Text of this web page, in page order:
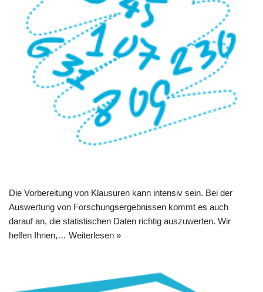
Die Vorbereitung von Klausuren kann intensiv sein. Bei der
Auswertung von Forschungsergebnissen kommt es auch
darauf an, die statistischen Daten richtig auszuwerten. Wir
helfen Ihnen,… Weiterlesen »